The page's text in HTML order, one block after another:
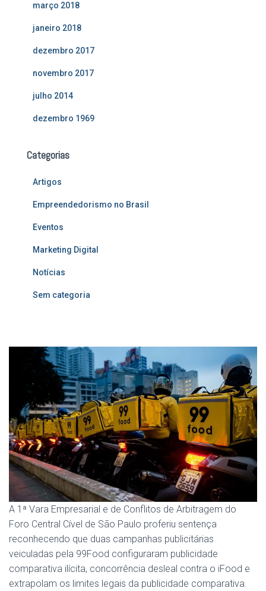
março 2018
janeiro 2018
dezembro 2017
novembro 2017
julho 2014
dezembro 1969
Categorias
Artigos
Empreendedorismo no Brasil
Eventos
Marketing Digital
Notícias
Sem categoria
A 1ª Vara Empresarial e de Conflitos de Arbitragem do
Foro Central Cível de São Paulo proferiu sentença
reconhecendo que duas campanhas publicitárias
veiculadas pela 99Food configuraram publicidade
comparativa ilícita, concorrência desleal contra o iFood e
extrapolam os limites legais da publicidade comparativa.